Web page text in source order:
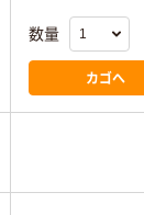
数量
カゴへ